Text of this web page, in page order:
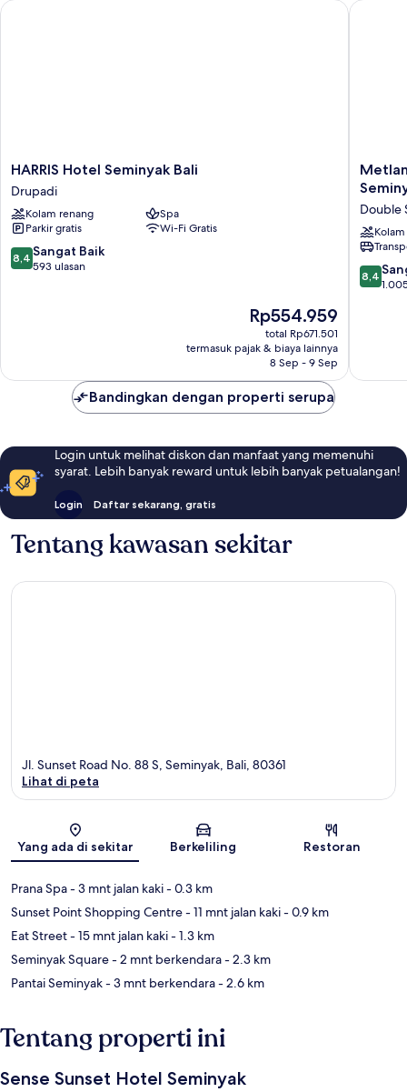
HARRIS
Hotel
Seminyak
Bali
Drupadi
HARRIS Hotel Seminyak Bali
Drupadi
Kolam renang
Spa
Parkir gratis
Wi-Fi Gratis
8.4
dari
8,4 Sangat Baik
593 ulasan
Harga
sekarang
Rp554.959
Rp554.959
total Rp671.501
termasuk pajak & biaya lainnya
8 Sep - 9 Sep
HARRIS Hotel Seminyak Bali
Metland
Seva
Horison
Bali)
Double
Double
8.4
dari
8,4
Metland
Bandingkan dengan properti serupa
Login untuk melihat diskon dan manfaat yang memenuhi
syarat. Lebih banyak reward untuk lebih banyak petualangan!
Login Daftar sekarang, gratis
Tentang kawasan sekitar
Peta
Jl. Sunset Road No. 88 S, Seminyak, Bali, 80361
Lihat di peta
Yang ada di sekitar Berkeliling Restoran
Prana Spa- 3 mnt jalan kaki- 0.3 km
Sunset Point Shopping Centre- 11 mnt jalan kaki- 0.9 km
Eat Street- 15 mnt jalan kaki- 1.3 km
Seminyak Square- 2 mnt berkendara- 2.3 km
Pantai Seminyak- 3 mnt berkendara- 2.6 km
Tentang properti ini
Sense Sunset Hotel Seminyak